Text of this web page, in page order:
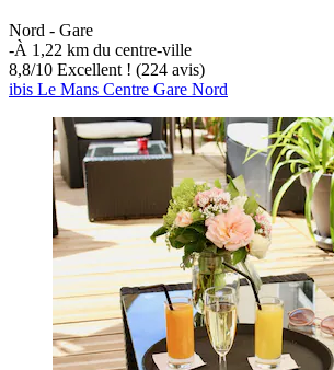
Nord - Gare
‐À 1,22 km du centre-ville
8,8/10 Excellent ! (224 avis)
ibis Le Mans Centre Gare Nord